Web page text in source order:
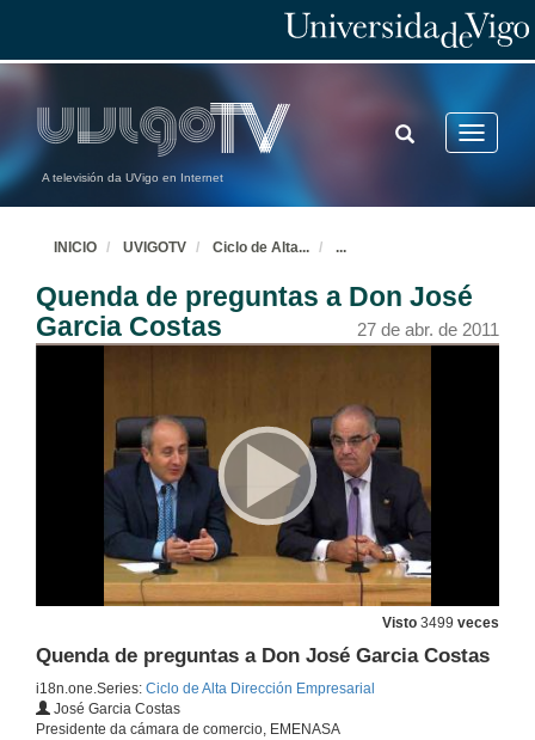
A televisión da UVigo en Internet
Toggle
TOGGLE
SEARCH
INICIO UVIGOTV Ciclo de Alta... ...
Quenda de preguntas a Don José
Garcia Costas
27 de abr. de 2011
Visto 3499 veces
Quenda de preguntas a Don José Garcia Costas
i18n.one.Series: Ciclo de Alta Dirección Empresarial
José Garcia Costas
Presidente da cámara de comercio, EMENASA
30 de mar. de 2011
Conferencia de Marcelino Otero
30 de mar. de 2011
Presentación de Arturo Dopico
13 de abr. de 2011
R, un modelo de mercado propio